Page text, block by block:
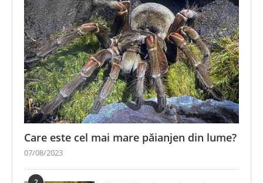
Care este cel mai mare păianjen din lume?
07/08/2023